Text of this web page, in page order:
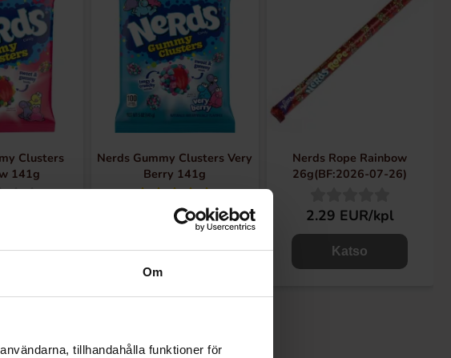
Om
tillhandahålla funktioner för
Clusters
141g
Nerds Gummy Clusters Very
Berry 141g
6.49 EUR/kpl
Katso
Nerds Rope Rainbow
26g(BF:2026-07-26)
2.29 EUR/kpl
Katso